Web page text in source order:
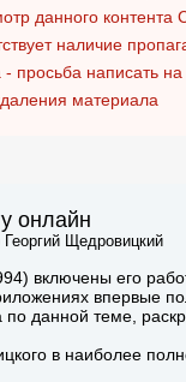
данного контента
наличие
просьба написать на
материала
онлайн
Георгий Щедровицкий
включены его
впервые
по данной теме,
в наиболее